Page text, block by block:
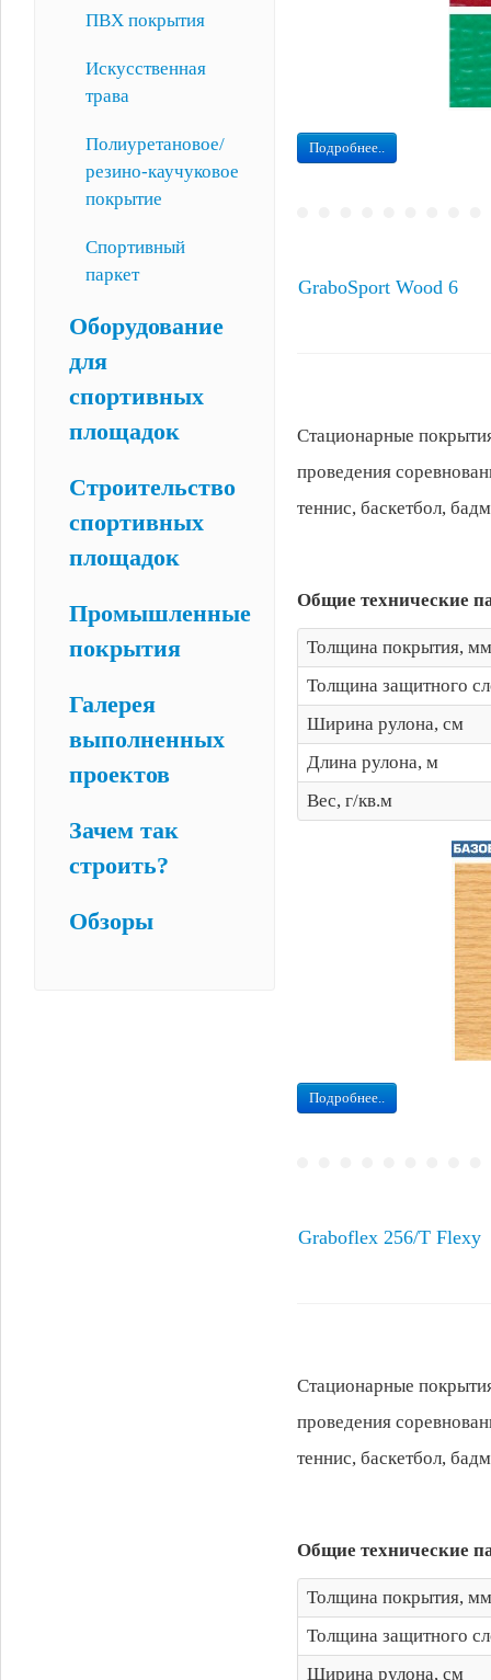
ПВХ покрытия
Искусственная
трава
Полиуретановое/
резино-каучуковое
покрытие
Спортивный
паркет
Оборудование
для
спортивных
площадок
Строительство
спортивных
площадок
Промышленные
покрытия
Галерея
выполненных
проектов
Зачем так
строить?
Обзоры
Подробнее..
GraboSport Wood 6
Стационарные
проведения
теннис, баскетбол,
Общие технические
Толщина покрытия, мм
Толщина защитного
Ширина рулона, см
Длина рулона, м
Вес, г/кв.м
Подробнее..
Graboflex 256/T Flexy
Стационарные
проведения
теннис, баскетбол,
Общие технические
Толщина покрытия, мм
Толщина защитного
Ширина рулона, см